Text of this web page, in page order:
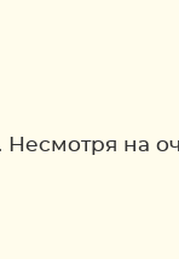
Несмотря на